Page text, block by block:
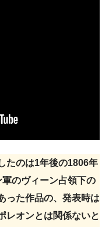
たのは1年後の1806年
のヴィーン占領下の
った作品の、発表時は
レオンとは関係ないと